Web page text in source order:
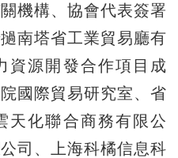
機構、協會代表簽署
南塔省工業貿易廳有
資源開發合作項目成
國際貿易研究室、省
天化聯合商務有限公
司、上海科橘信息科